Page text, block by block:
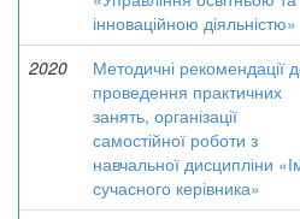
інноваційною діяльністю»
2020
Методичні рекомендації
проведення практичних
занять, організації
самостійної роботи з
навчальної дисципліни
сучасного керівника»